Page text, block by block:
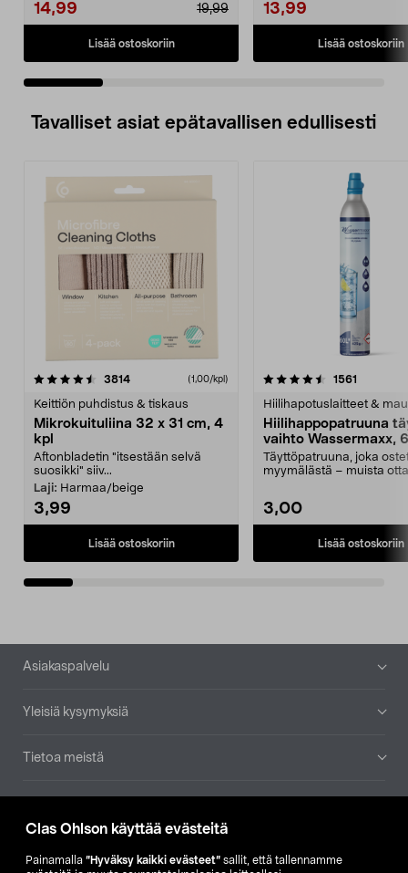
Clas Ohlson käyttää evästeitä
Painamalla ”Hyväksy kaikki evästeet” sallit, että tallennamme
14,99 19,99
Lisää ostoskoriin
13,99
Lisää ostoskoriin
Tavalliset asiat epätavallisen edullisesti
3814arvostelut (1,00/kpl)
Keittiön puhdistus & tiskaus
Mikrokuituliina 32 x 31 cm, 4
kpl
Aftonbladetin "itsestään selvä
suosikki" siiv...
Laji: Harmaa/beige
3,99
Lisää ostoskoriin
4.5viidestä
1561
Hiilihapotuslaitteet &
Hiilihappopatruuna
vaihto Wassermaxx,
Täyttöpatruuna, joka
myymälästä – muista
3,00
Lisää ostoskoriin
4.5viidestä
Alatunniste
Asiakaspalvelu
Yleisiä kysymyksiä
Tietoa meistä